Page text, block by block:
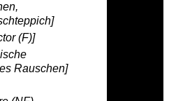
(F)]
Rauschen]